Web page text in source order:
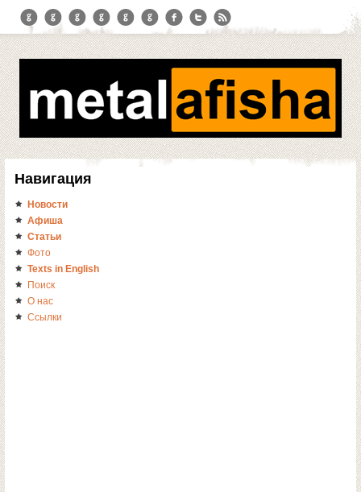
Навигация
Новости
Афиша
Статьи
Фото
Texts in English
Поиск
О нас
Ссылки